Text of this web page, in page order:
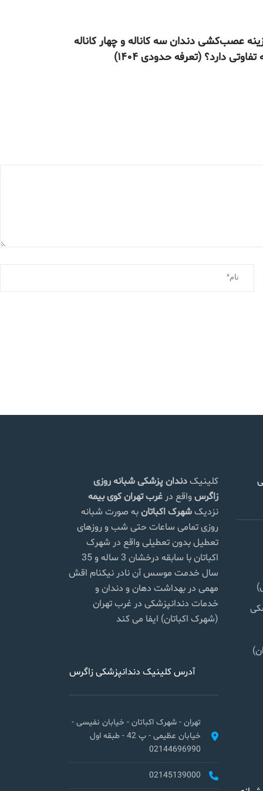
عصب‌کشی دندان سه کاناله و چهار کاناله
دارد؟ (تعرفه حدودی ۱۴۰۴)
کلینیکدندان پزشکی شبانه روزی
زاگرس واقع در غرب تهرانکوی بیمه
نزدیکشهرک اکباتانبه صورت شبانه
روزی تمامی ساعات حتی شب و روزهای
تعطیل بدون تعطیلی واقع در شهرک
اکباتان با سابقه درخشان 3 ساله و 35
سال خدمت موسس آن نادر نیکنام اقش
مهمی در بهداشت دهان و دندان و
خدمات دندانپزشکی در غرب تهران
(شهرک اکباتان) ایفا می کند
آدرس کلینیک دندانپزشکی زاگرس
تهران - شهرک اکباتان - خیابان نفیسی -
خیابان عظیمی - پ 42 - طبقه اول
02144696990
02145139000